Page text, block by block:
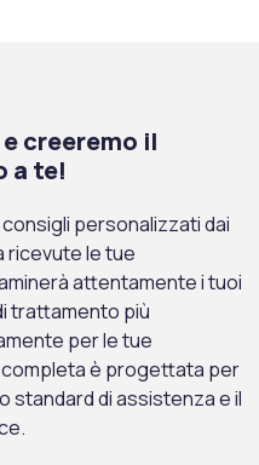
creeremo il
a te!
personalizzati dai
ricevute le tue
attentamente i tuoi
trattamento più
per le tue
è progettata per
standard di assistenza e il